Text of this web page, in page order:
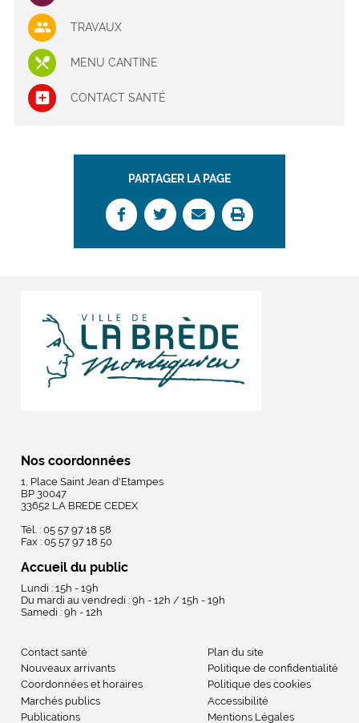
TRAVAUX
MENU CANTINE
CONTACT SANTÉ
PARTAGER LA PAGE
Nos coordonnées
1, Place Saint Jean d'Etampes
BP 30047
33652 LA BREDE CEDEX
Tél. : 05 57 97 18 58
Fax : 05 57 97 18 50
Accueil du public
Lundi : 15h - 19h
Du mardi au vendredi : 9h - 12h / 15h - 19h
Samedi : 9h - 12h
Contact santé
Nouveaux arrivants
Coordonnées et horaires
Marchés publics
Publications
Plan du site
Politique de confidentialité
Politique des cookies
Accessibilité
Mentions Légales